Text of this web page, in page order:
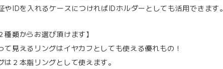
やIDを入れるケースにつければIDホルダーとしても活用できます。
種類からお選び頂けます】
て見えるリングはイヤカフとしても使える優れもの！
は２本指リングとして使えます。